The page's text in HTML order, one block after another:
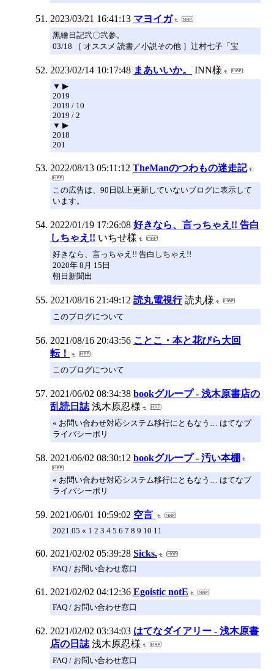
2023/03/21 16:41:13 マヨイガ
黑繪日記弐〇弐参。
03/18 ［ オススメ 読書／小説その他 ］辻村七子「宝
2023/02/14 10:17:48 まあいいか。 INN様
▼ ▶
2019
2019 / 10
2019 / 2
▼ ▶
2018
201
2022/08/13 05:11:12 TheManのつわもの迷走記
この広告は、90日以上更新していないブログに表示して
います。
2022/01/19 17:26:08 好きなら、言っちゃえ!! 告白
しちゃえ!! いちせ様
好きなら、言っちゃえ!! 告白しちゃえ!!
2020年 8月 15日
朝日新聞出
2021/08/16 21:49:12 読丸電視行 読丸様
このブログについて
2021/08/16 20:43:56 ことこ・本と花びら大回
転！
このブログについて
2021/06/02 08:34:38 bookグループ - 浅木原書店の
乱読日誌 浅木原忍様
« お問い合わせ対応システム移行にともなう… はてなプ
ライバシーポリ
2021/06/02 08:30:12 bookグループ - 汚い本棚
« お問い合わせ対応システム移行にともなう… はてなプ
ライバシーポリ
2021/06/01 10:59:02 空言
2021.05 « 1 2 3 4 5 6 7 8 9 10 11
2021/02/02 05:39:28 Sicks.
FAQ / お問い合わせ窓口
2021/02/02 04:12:36 Egoistic notE
FAQ / お問い合わせ窓口
2021/02/02 03:34:03 はてなダイアリー - 浅木原書
店の日誌 浅木原忍様
FAQ / お問い合わせ窓口